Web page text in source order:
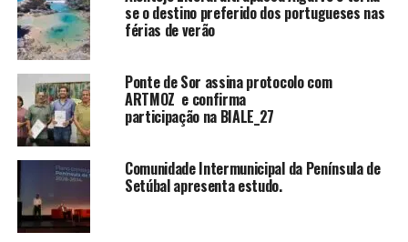
se o destino preferido dos portugueses nas
férias de verão
Ponte de Sor assina protocolo com
ARTMOZ e confirma
participação na BIALE_27
Comunidade Intermunicipal da Península de
Setúbal apresenta estudo.